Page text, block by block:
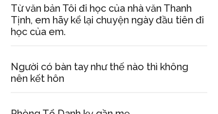
Từ văn bản Tôi đi học của nhà văn Thanh
Tịnh, em hãy kể lại chuyện ngày đầu tiên đi
học của em.
Người có bàn tay như thế nào thì không
nên kết hôn